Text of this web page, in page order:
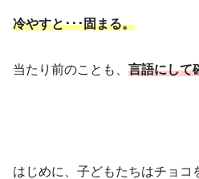
冷やすと･･･固まる。
当たり前のことも、 言語にして
はじめに、子どもたちはチョコ